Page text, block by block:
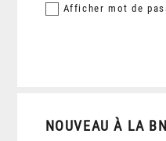
Afficher mot de
NOUVEAU À LA